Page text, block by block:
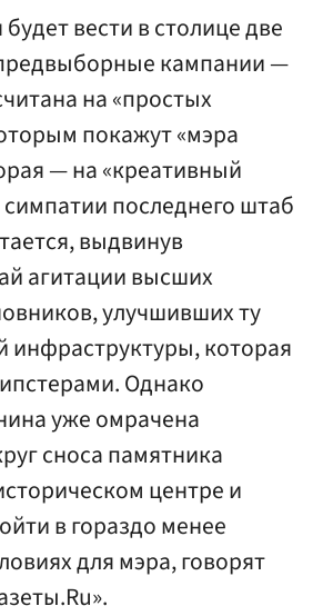
вести в столице две
кампании —
на «простых
покажут «мэра
— на «креативный
симпатии последнего штаб
выдвинув
агитации высших
улучшивших ту
инфраструктуры, которая
Однако
уже омрачена
сноса памятника
центре и
в гораздо менее
для мэра, говорят